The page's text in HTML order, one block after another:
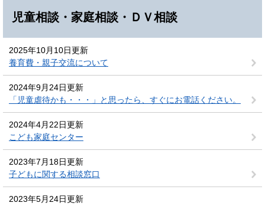
児童相談・家庭相談・ＤＶ相談
2025年10月10日更新
養育費・親子交流について
2024年9月24日更新
「児童虐待かも・・・」と思ったら、すぐにお電話ください。
2024年4月22日更新
こども家庭センター
2023年7月18日更新
子どもに関する相談窓口
2023年5月24日更新